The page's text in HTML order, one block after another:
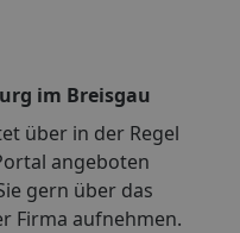
im Breisgau
über in der Regel
angeboten
gern über das
Firma aufnehmen.